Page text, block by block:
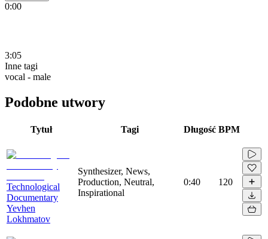
0:00
3:05
Inne tagi
vocal - male
Podobne utwory
Tytuł Tagi Długość BPM
Technological
Documentary
Yevhen
Lokhmatov
Synthesizer, News,
Production, Neutral,
Inspirational
0:40 120